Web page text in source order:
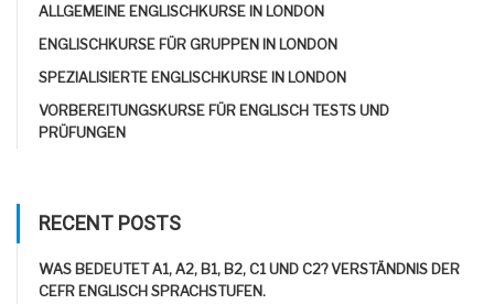
ALLGEMEINE ENGLISCHKURSE IN LONDON
ENGLISCHKURSE FÜR GRUPPEN IN LONDON
SPEZIALISIERTE ENGLISCHKURSE IN LONDON
VORBEREITUNGSKURSE FÜR ENGLISCH TESTS UND
PRÜFUNGEN
RECENT POSTS
WAS BEDEUTET A1, A2, B1, B2, C1 UND C2? VERSTÄNDNIS DER
CEFR ENGLISCH SPRACHSTUFEN.